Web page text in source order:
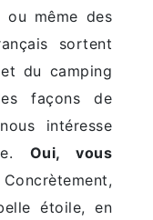
ou même des
sortent
du camping
façons de
intéresse
Oui, vous
étoile, en